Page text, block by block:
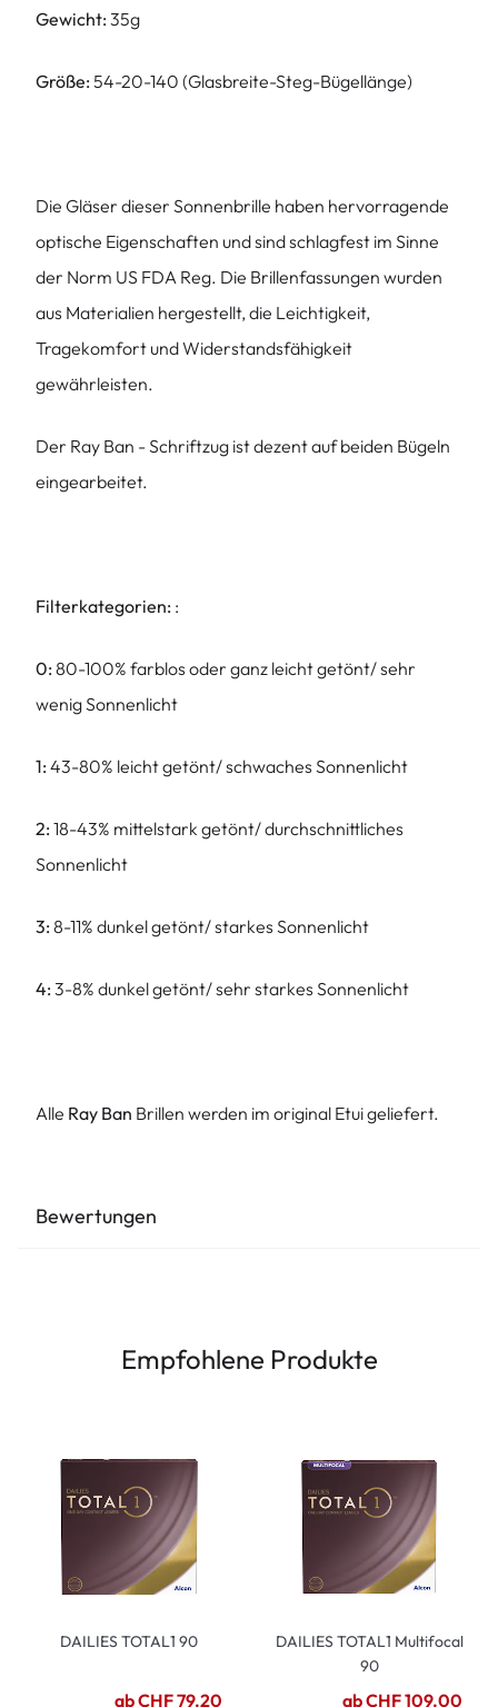
Gewicht: 35g
Größe: 54-20-140 (Glasbreite-Steg-Bügellänge)
Die Gläser dieser Sonnenbrille haben hervorragende
optische Eigenschaften und sind schlagfest im Sinne
der Norm US FDA Reg. Die Brillenfassungen wurden
aus Materialien hergestellt, die Leichtigkeit,
Tragekomfort und Widerstandsfähigkeit
gewährleisten.
Der Ray Ban - Schriftzug ist dezent auf beiden Bügeln
eingearbeitet.
Filterkategorien: :
0: 80-100% farblos oder ganz leicht getönt/ sehr
wenig Sonnenlicht
1: 43-80% leicht getönt/ schwaches Sonnenlicht
2: 18-43% mittelstark getönt/ durchschnittliches
Sonnenlicht
3: 8-11% dunkel getönt/ starkes Sonnenlicht
4: 3-8% dunkel getönt/ sehr starkes Sonnenlicht
Alle Ray Ban Brillen werden im original Etui geliefert.
Bewertungen
Empfohlene Produkte
DAILIES TOTAL1 90
ab CHF 79.20
DAILIES TOTAL1 Multifocal
90
ab CHF 109.00